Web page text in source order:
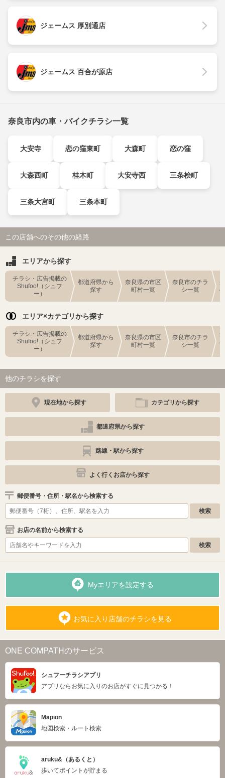
ジェームス 厚別通店
ジェームス 百合が原店
奈良市内の車・バイクチラシ一覧
大安寺 恋の窪東町 大森町 恋の窪
大森西町 桂木町 大安寺西 三条桧町
三条大宮町 三条本町
この店舗へのその他の経路
エリアから探す
チラシ・広告掲載の
Shufoo!（シュフ
ー）
都道府県から
探す
奈良県の市区
町村一覧
奈良市のチラ
シ一覧
エリア×カテゴリから探す
チラシ・広告掲載の
Shufoo!（シュフ
ー）
都道府県から
探す
奈良県の市区
町村一覧
奈良市のチラ
シ一覧
他のチラシを探す
現在地から探す カテゴリから探す
都道府県から探す
路線・駅から探す
よく行くお店から探す
郵便番号・住所・駅名から検索する
お店の名前から検索する
Myエリアを設定する
お気に入り店舗のチラシを見る
ONE COMPATHのサービス
シュフーチラシアプリ
アプリならお気に入りのお店がすぐに見つかる！
Mapion
地図検索・ルート検索
aruku&（あるくと）
歩いてポイントが貯まる